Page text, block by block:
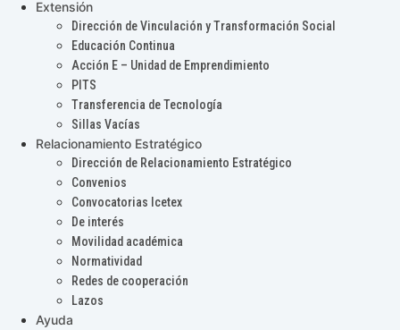
Extensión
Dirección de Vinculación y Transformación Social
Educación Continua
Acción E – Unidad de Emprendimiento
PITS
Transferencia de Tecnología
Sillas Vacías
Relacionamiento Estratégico
Dirección de Relacionamiento Estratégico
Convenios
Convocatorias Icetex
De interés
Movilidad académica
Normatividad
Redes de cooperación
Lazos
Ayuda